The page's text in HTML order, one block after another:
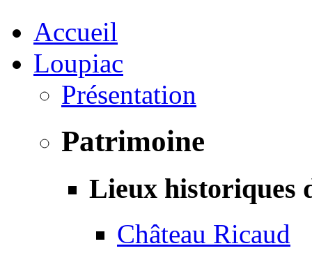
Accueil
Loupiac
Présentation
Patrimoine
Lieux historiques
Château Ricaud